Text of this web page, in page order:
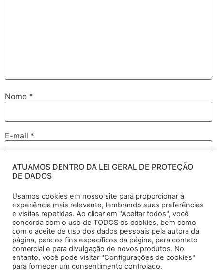
Nome *
E-mail *
Site
Salvar meus dados neste navegador para a próxima vez
que eu comentar.
ATUAMOS DENTRO DA LEI GERAL DE PROTEÇÃO
DE DADOS
Usamos cookies em nosso site para proporcionar a
experiência mais relevante, lembrando suas preferências
e visitas repetidas. Ao clicar em "Aceitar todos", você
concorda com o uso de TODOS os cookies, bem como
com o aceite de uso dos dados pessoais pela autora da
página, para os fins específicos da página, para contato
comercial e para divulgação de novos produtos. No
entanto, você pode visitar "Configurações de cookies"
para fornecer um consentimento controlado.